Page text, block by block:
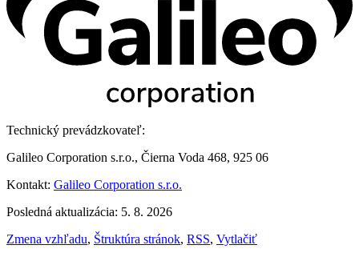
Technický prevádzkovateľ:
Galileo Corporation s.r.o., Čierna Voda 468, 925 06
Kontakt: Galileo Corporation s.r.o.
Posledná aktualizácia: 5. 8. 2026
Zmena vzhľadu, Štruktúra stránok, RSS, Vytlačiť